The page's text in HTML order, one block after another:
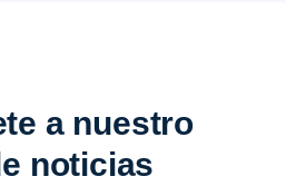
a nuestro
noticias